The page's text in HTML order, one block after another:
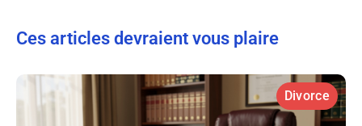
Ces articles devraient vous plaire
Divorce